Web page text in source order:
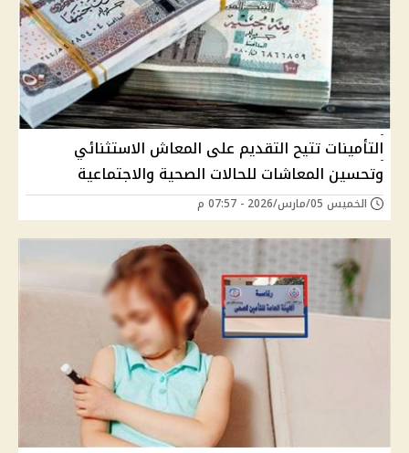
التأمينات تتيح التقديم على المعاش الاستثنائي
وتحسين المعاشات للحالات الصحية والاجتماعية
الخميس 05/مارس/2026 - 07:57 م